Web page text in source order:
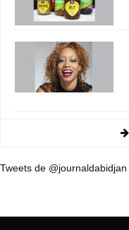
Tweets de @journaldabidjan